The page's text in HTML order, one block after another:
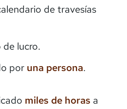
de travesías
de lucro.
por una persona.
miles de horas a